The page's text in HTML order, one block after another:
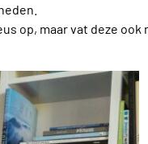
op, maar vat deze ook